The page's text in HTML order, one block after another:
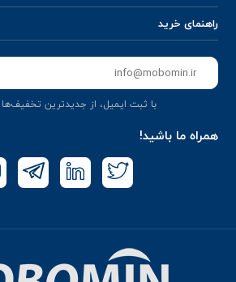
راهنمای خرید
با ثبت ایمیل، از جدید‌ترین
همراه ما باشید!